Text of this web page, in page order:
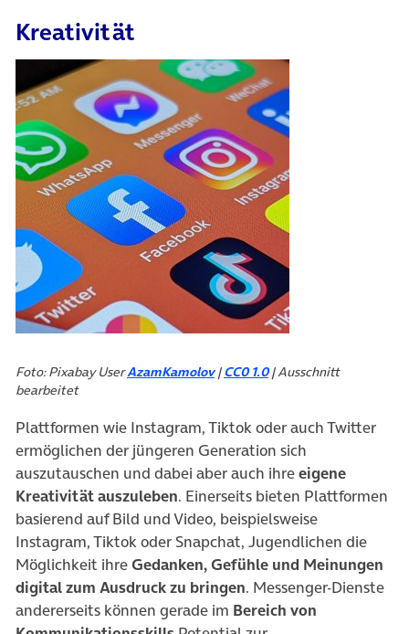
Kreativität
Foto: Pixabay UserAzamKamolov|CC0 1.0| Ausschnitt
bearbeitet
Plattformen wie Instagram, Tiktok oder auch Twitter
ermöglichen der jüngeren Generation sich
auszutauschen und dabei aber auch ihreeigene
Kreativität auszuleben. Einerseits bieten Plattformen
basierend auf Bild und Video, beispielsweise
Instagram, Tiktok oder Snapchat, Jugendlichen die
Möglichkeit ihreGedanken, Gefühle und Meinungen
digital zum Ausdruck zu bringen. Messenger-Dienste
andererseits können gerade im Bereich von